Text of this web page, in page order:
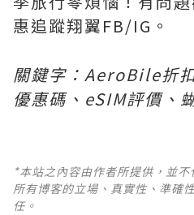
惠追蹤翔翼FB/IG。
關鍵字：AeroBile折
優惠碼、eSIM評價、
*本站之內容由作者所提供，並
所有博客的立場、真實性、準確
任。